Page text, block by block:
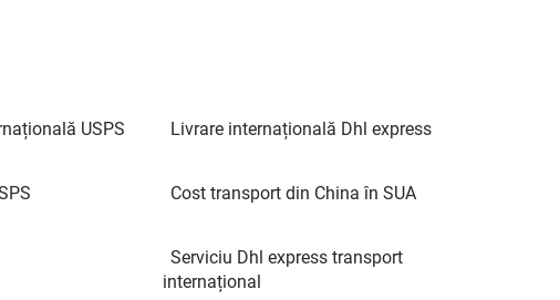
USPS Livrare internațională Dhl express
Cost transport din China în SUA
Serviciu Dhl express transport
internațional